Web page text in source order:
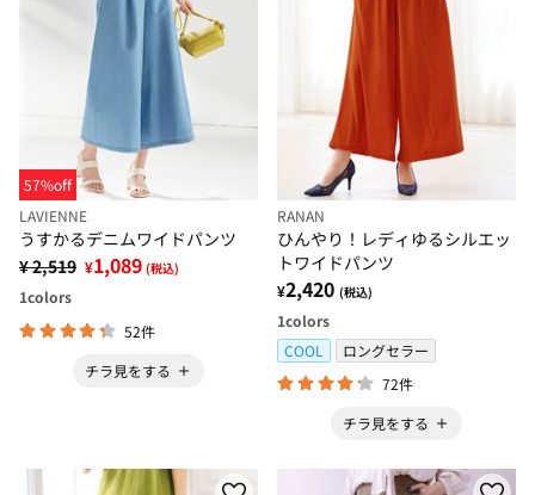
57%off
LAVIENNE
うすかるデニムワイドパンツ
¥ 2,519 ¥1,089 (税込)
1colors
52件
チラ見をする
RANAN
ひんやり！レディゆるシルエッ
トワイドパンツ
¥2,420 (税込)
1colors
COOL
ロングセラー
72件
チラ見をする